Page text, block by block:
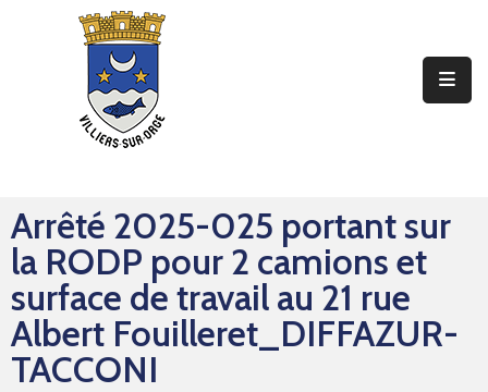
Mes
Sorties
Mes
Démarches
Arrêté 2025-025 portant sur
la RODP pour 2 camions et
surface de travail au 21 rue
Albert Fouilleret_DIFFAZUR-
TACCONI